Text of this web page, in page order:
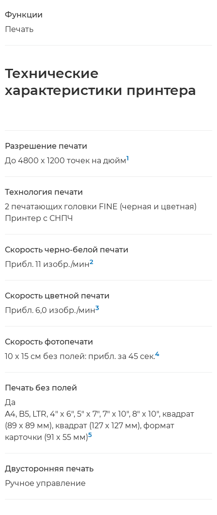
Функции
Печать
Технические
характеристики принтера
Разрешение печати
До 4800 x 1200 точек на дюйм1
Технология печати
2 печатающих головки FINE (черная и цветная)
Принтер с СНПЧ
Скорость черно-белой печати
Прибл. 11 изобр./мин2
Скорость цветной печати
Прибл. 6,0 изобр./мин3
Скорость фотопечати
10 x 15 см без полей: прибл. за 45 сек.4
Печать без полей
Да
A4, B5, LTR, 4" x 6", 5" x 7", 7" x 10", 8" x 10", квадрат
(89 x 89 мм), квадрат (127 x 127 мм), формат
карточки (91 x 55 мм)5
Двусторонняя печать
Ручное управление